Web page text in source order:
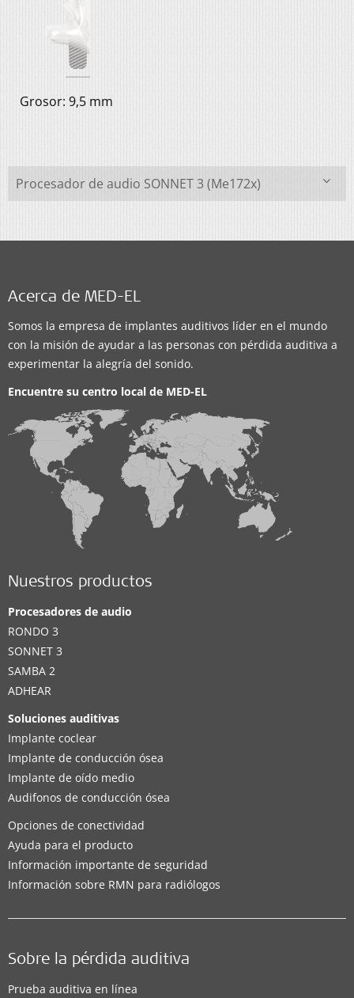
Grosor: 9,5 mm
Procesador de audio SONNET 3 (Me172x)
Acerca de MED-EL
Somos la empresa de implantes auditivos líder en el mundo
con la misión de ayudar a las personas con pérdida auditiva a
experimentar la alegría del sonido.
Encuentre su centro local de MED-EL
Nuestros productos
Procesadores de audio
RONDO 3
SONNET 3
SAMBA 2
ADHEAR
Soluciones auditivas
Implante coclear
Implante de conducción ósea
Implante de oído medio
Audifonos de conducción ósea
Opciones de conectividad
Ayuda para el producto
Información importante de seguridad
Información sobre RMN para radiólogos
Sobre la pérdida auditiva
Prueba auditiva en línea